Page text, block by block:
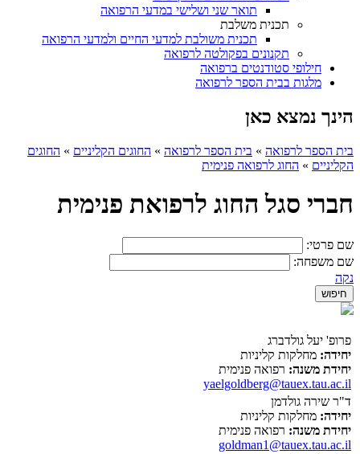
תואר שני ושלישי במדעי הרפואה
תכנית משלבת
תכנית משולבת למדעי החיים ולמדעי הרפואה
תקנונים בפקולטה לרפואה
חילופי סטודנטים ברפואה
מלגות בבית הספר לרפואה
הינך נמצא כאן
בית הספר לרפואה » בית הספר לרפואה » החוגים הקליניים » החוגים
הקליניים » החוג לרפואה פנימית
חברי סגל החוג לרפואת פנימית
שם פרטי:
שם משפחה:
נקה
פרופ' יעל גולדברג
יחידה: מחלקות קליניות
יחידת משנה: רפואה פנימית
yaelgoldberg@tauex.tau.ac.il
ד"ר שירה גולדמן
יחידה: מחלקות קליניות
יחידת משנה: רפואה פנימית
goldman1@tauex.tau.ac.il